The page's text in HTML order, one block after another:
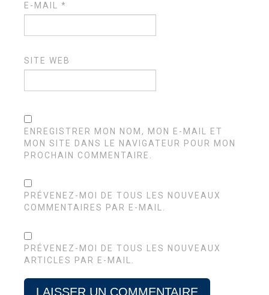
E-MAIL*
SITE WEB
ENREGISTRER MON NOM, MON E-MAIL ET
MON SITE DANS LE NAVIGATEUR POUR MON
PROCHAIN COMMENTAIRE.
PRÉVENEZ-MOI DE TOUS LES NOUVEAUX
COMMENTAIRES PAR E-MAIL.
PRÉVENEZ-MOI DE TOUS LES NOUVEAUX
ARTICLES PAR E-MAIL.